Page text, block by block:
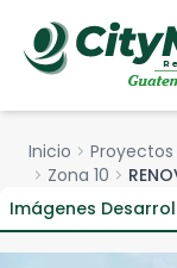
Inicio chevron_right Proyectos
chevron_right Zona 10 chevron_right
Imágenes